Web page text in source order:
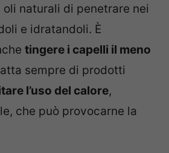
naturali di penetrare nei
e idratandoli. È
tingere i capelli il meno
sempre di prodotti
l’uso del calore,
che può provocarne la